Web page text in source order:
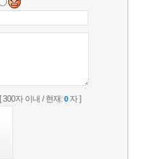
[ 300자 이내 / 현재:0자 ]